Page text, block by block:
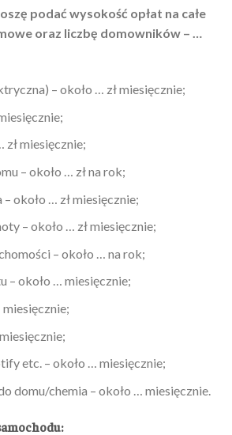
podać wysokość opłat na całe
oraz liczbę domowników – …
– około … zł miesięcznie;
zł miesięcznie;
– około … zł na rok;
około … zł miesięcznie;
– około … zł miesięcznie;
– około … na rok;
– około … miesięcznie;
etc. – około … miesięcznie;
domu/chemia – około … miesięcznie.